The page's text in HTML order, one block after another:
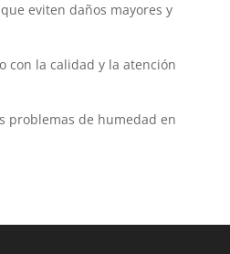
eviten daños mayores y
con la calidad y la atención
problemas de humedad en